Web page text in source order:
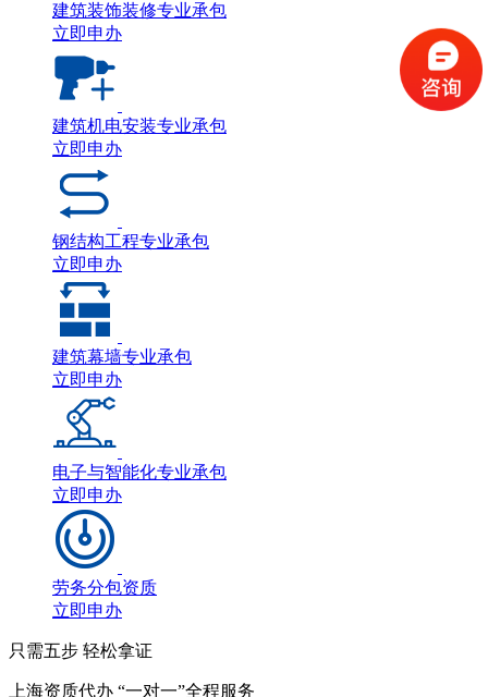
建筑装饰装修专业承包
立即申办
建筑机电安装专业承包
立即申办
钢结构工程专业承包
立即申办
建筑幕墙专业承包
立即申办
电子与智能化专业承包
立即申办
劳务分包资质
立即申办
只需五步 轻松拿证
上海资质代办 “一对一”全程服务